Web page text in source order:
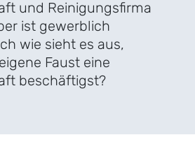
und Reinigungsfirma
ist gewerblich
wie sieht es aus,
Faust eine
beschäftigst?